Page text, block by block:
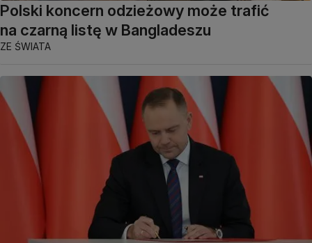
Polski koncern odzieżowy może trafić
na czarną listę w Bangladeszu
ZE ŚWIATA